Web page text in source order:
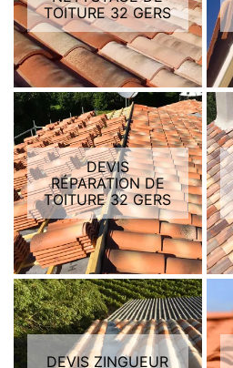
TOITURE 32 GERS
DEVIS
RÉPARATION DE
TOITURE 32 GERS
DEVIS ZINGUEUR